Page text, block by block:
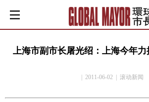
上海市副市长屠光绍：上海今年
| 2011-06-02 | 滚动新闻